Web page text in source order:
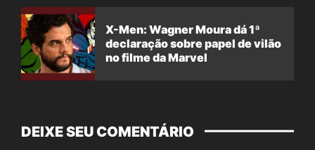
X-Men: Wagner Moura dá 1ª
declaração sobre papel de vilão
no filme da Marvel
DEIXE SEU COMENTÁRIO